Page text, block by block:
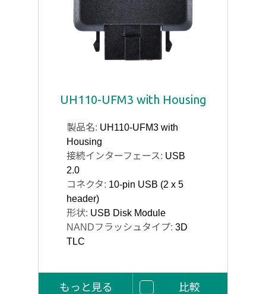
UH110-UFM3 with Housing
製品名: UH110-UFM3 with
Housing
接続インターフェース: USB
2.0
コネクタ: 10-pin USB (2 x 5
header)
形状: USB Disk Module
NANDフラッシュタイプ: 3D
TLC
もっと見る 比較